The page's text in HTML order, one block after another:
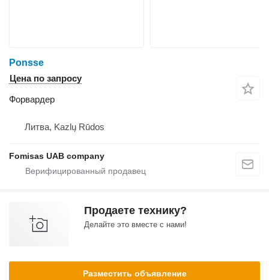
Ponsse
Цена по запросу
Форвардер
Литва, Kazlų Rūdos
Fomisas UAB company
Продаете технику?
Делайте это вместе с нами!
Разместить объявление